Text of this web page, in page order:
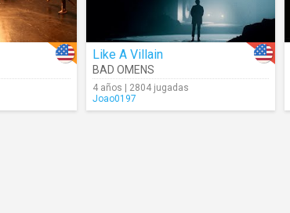
Like A Villain
BAD OMENS
4 años | 2804 jugadas
Joao0197